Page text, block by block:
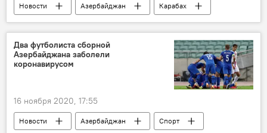
Новости Азербайджан
Карабах
ЖИЗНЬ
Экономика
Министерство труда и социальной защиты населения АР
Центр
Реабилитация
Два футболиста сборной
Азербайджана заболели
коронавирусом
16 ноября 2020, 17:55
Новости Азербайджан
Спорт